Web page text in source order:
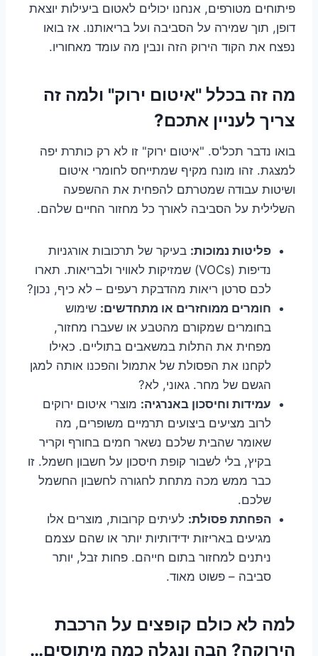
פיתוחים מטורפים, אנחנו יכולים לאטום ביעילות יוצאת
דופן, תוך שמירה על הסביבה ועל בריאותנו. אז בואו
נפצח את הקוד הירוק הזה ונבין מה עומד מאחוריו.
מה זה בכלל "איטום ירוק" ולמה זה
צריך לעניין אתכם?
בואו נדבר תכל'ס. "איטום ירוק" זו לא רק כותרת יפה
למצגת. זהו מונח מקיף שמתייחס לחומרי איטום
ושיטות עבודה שמטרתם להפחית את ההשפעה
השלילית על הסביבה לאורך כל מחזור החיים שלהם.
פליטות נמוכות: בעיקר של תרכובות אורגניות
נדיפות (VOCs) שמזיקות לאוויר ולבריאות. תארו
לכם סרטן ריאות מהדבקת רעפים – לא כיף, נכון?
חומרים ממוחזרים או מתחדשים: שימוש
בחומרים שמקורם מהטבע או שעברו מחזור,
מפחית את התלות במשאבים בתוליים. כאילו
לקחנו את הפסולת של אתמול והפכנו אותה למגן
הגשם של מחר. גאוני, לא?
עמידות וחיסכון באנרגיה: מוצרי איטום ירוקים
לרוב מציעים ביצועים תרמיים משופרים, מה
שאומר שהבית שלכם נשאר חמים בחורף וקריר
בקיץ, בלי לשבור קופת חיסכון על חשבון חשמל. זו
כבר ממש מכה מתחת לחגורה לחשבון החשמל
שלכם.
הפחתת פסולת: לעיתים קרובות, מוצרים אלו
מגיעים באריזות ידידותיות יותר או שהם עצמם
ניתנים למחזור בתום חייהם. פחות זבל, יותר
סביבה – פשוט מאוד.
למה לא כולם קופצים על הרכבת
הירוקה? הבה ונגלה כמה מיתוסים…